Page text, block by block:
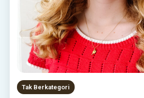
Tak Berkategori